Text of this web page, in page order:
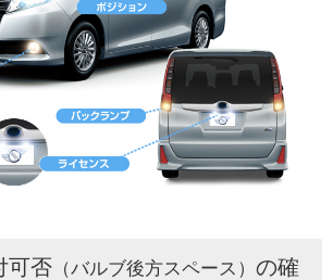
可否 （バルブ後方スペース） の確